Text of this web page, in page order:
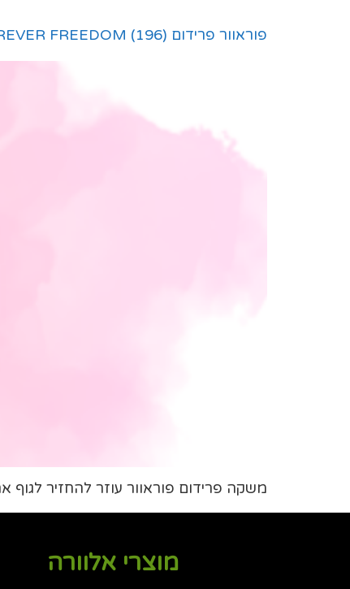
פוראוור פרידום (196) FOREVER FREEDOM
משקה פרידום פוראוור עוזר להחזיר
מוצרי אלוורה